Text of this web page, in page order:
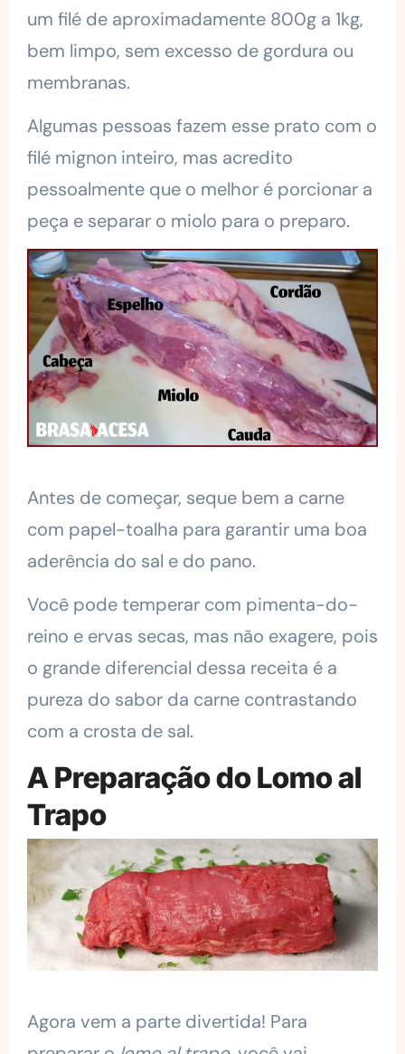
um filé de aproximadamente 800g a 1kg,
bem limpo, sem excesso de gordura ou
membranas.
Algumas pessoas fazem esse prato com o
filé mignon inteiro, mas acredito
pessoalmente que o melhor é porcionar a
peça e separar o miolo para o preparo.
Antes de começar, seque bem a carne
com papel-toalha para garantir uma boa
aderência do sal e do pano.
Você pode temperar com pimenta-do-
reino e ervas secas, mas não exagere, pois
o grande diferencial dessa receita é a
pureza do sabor da carne contrastando
com a crosta de sal.
A Preparação do Lomo al
Trapo
Agora vem a parte divertida! Para